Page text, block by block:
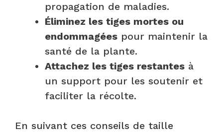
propagation de maladies.
Éliminez les tiges mortes ou
endommagées pour maintenir la
santé de la plante.
Attachez les tiges restantes à
un support pour les soutenir et
faciliter la récolte.
En suivant ces conseils de taille